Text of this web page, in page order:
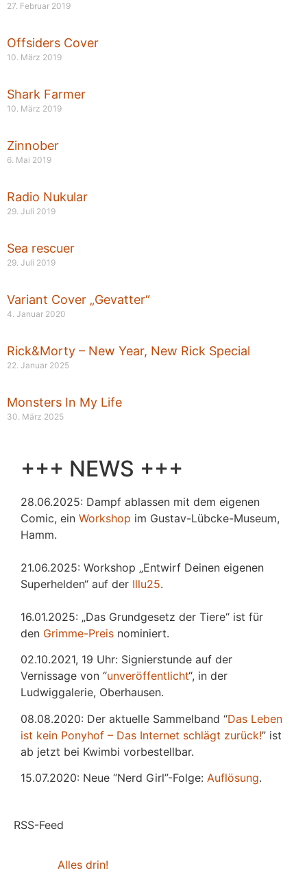
27. Februar 2019
Offsiders Cover
10. März 2019
Shark Farmer
10. März 2019
Zinnober
6. Mai 2019
Radio Nukular
29. Juli 2019
Sea rescuer
29. Juli 2019
Variant Cover „Gevatter“
4. Januar 2020
Rick&Morty – New Year, New Rick Special
22. Januar 2025
Monsters In My Life
30. März 2025
+++ NEWS +++
28.06.2025: Dampf ablassen mit dem eigenen
Comic, ein Workshop im Gustav-Lübcke-Museum,
Hamm.
21.06.2025: Workshop „Entwirf Deinen eigenen
Superhelden“ auf der Illu25.
16.01.2025: „Das Grundgesetz der Tiere“ ist für
den Grimme-Preis nominiert.
02.10.2021, 19 Uhr: Signierstunde auf der
Vernissage von “unveröffentlicht“, in der
Ludwiggalerie, Oberhausen.
08.08.2020: Der aktuelle Sammelband “Das Leben
ist kein Ponyhof – Das Internet schlägt zurück!” ist
ab jetzt bei Kwimbi vorbestellbar.
15.07.2020: Neue “Nerd Girl”-Folge: Auflösung.
RSS-Feed
Alles drin!